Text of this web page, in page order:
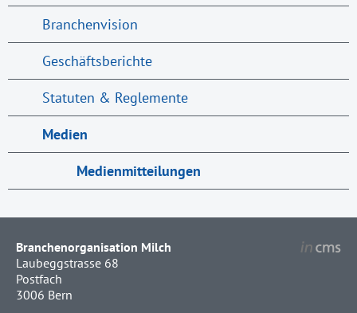
Branchenvision
Geschäftsberichte
Statuten & Reglemente
Medien
Medienmitteilungen
Branchenorganisation Milch
Laubeggstrasse 68
Postfach
3006 Bern